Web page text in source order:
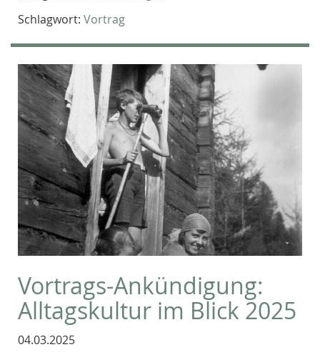
Schlagwort: Vortrag
Vortrags-Ankündigung:
Alltagskultur im Blick 2025
04.03.2025